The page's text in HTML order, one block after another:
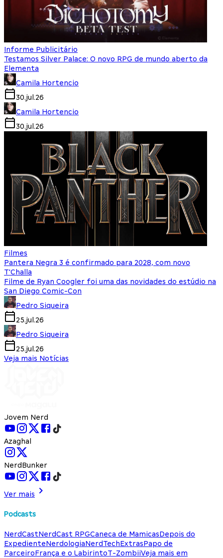
Informe Publicitário
Testamos Silver Palace: O novo RPG de mundo aberto da
Elementa
Camila Hortencio
30.jul.26
Camila Hortencio
30.jul.26
Filmes
Pantera Negra 3 é confirmado para 2028, com novo
T'Challa
Filme de Ryan Coogler foi uma das novidades do estúdio na
San Diego Comic-Con
Pedro Siqueira
25.jul.26
Pedro Siqueira
25.jul.26
Veja mais Notícias
Jovem Nerd
Azaghal
NerdBunker
Ver mais
Podcasts
NerdCastNerdCast RPGCaneca de MamicasDepois do
ExpedienteNerdologiaNerdTechExtrasPapo de
ParceiroFrança e o LabirintoT-ZombiiVeja mais em